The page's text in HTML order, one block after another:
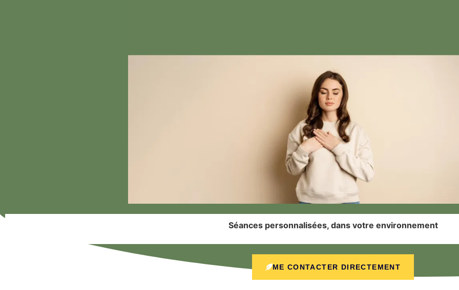
Séances personnalisées, dans votre environnement
ME CONTACTER DIRECTEMENT